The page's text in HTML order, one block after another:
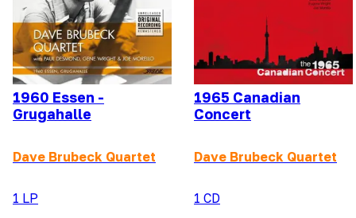
1960 Essen -
Grugahalle
Dave Brubeck Quartet
1 LP
1965 Canadian
Concert
Dave Brubeck Quartet
1 CD